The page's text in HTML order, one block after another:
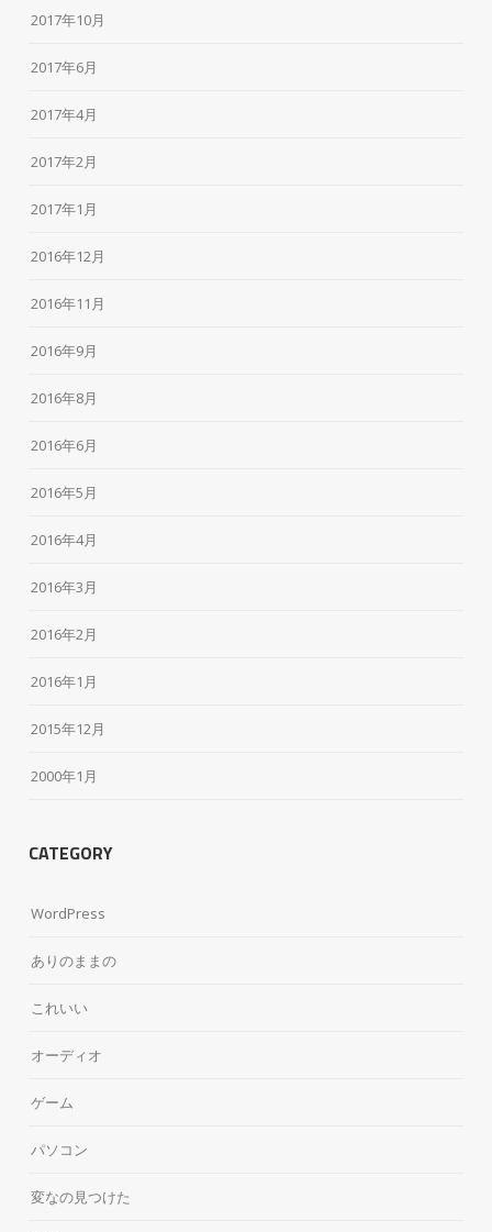
2017年10月
2017年6月
2017年4月
2017年2月
2017年1月
2016年12月
2016年11月
2016年9月
2016年8月
2016年6月
2016年5月
2016年4月
2016年3月
2016年2月
2016年1月
2015年12月
2000年1月
CATEGORY
WordPress
ありのままの
これいい
オーディオ
ゲーム
パソコン
変なの見つけた